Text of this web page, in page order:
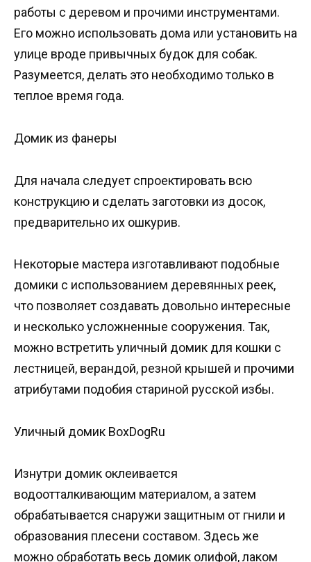
работы с деревом и прочими инструментами.
Его можно использовать дома или установить на
улице вроде привычных будок для собак.
Разумеется, делать это необходимо только в
теплое время года.
Домик из фанеры
Для начала следует спроектировать всю
конструкцию и сделать заготовки из досок,
предварительно их ошкурив.
Некоторые мастера изготавливают подобные
домики с использованием деревянных реек,
что позволяет создавать довольно интересные
и несколько усложненные сооружения. Так,
можно встретить уличный домик для кошки с
лестницей, верандой, резной крышей и прочими
атрибутами подобия стариной русской избы.
Уличный домик BoxDogRu
Изнутри домик оклеивается
водоотталкивающим материалом, а затем
обрабатывается снаружи защитным от гнили и
образования плесени составом. Здесь же
можно обработать весь домик олифой, лаком